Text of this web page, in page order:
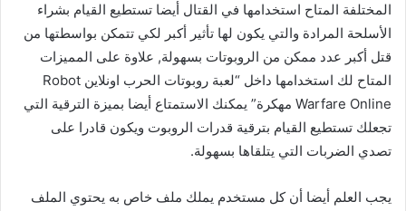
المختلفة المتاح استخدامها في القتال أيضا تستطيع القيام بشراء
الأسلحة المرادة والتي يكون لها تأثير أكبر لكي تتمكن بواسطتها من
قتل أكبر عدد ممكن من الروبوتات بسهولة, علاوة على المميزات
المتاح لك استخدامها داخل “لعبة روبوتات الحرب اونلاين Robot
Warfare Online مهكرة” يمكنك الاستمتاع أيضا بميزة الترقية التي
تجعلك تستطيع القيام بترقية قدرات الروبوت ويكون قادرا على
تصدي الضربات التي يتلقاها بسهولة.
يجب العلم أيضا أن كل مستخدم يملك ملف خاص به يحتوي الملف